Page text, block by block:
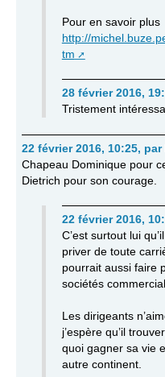
Pour en savoir plus
http://
tm
28 février 2016,
Tristement
22 février 2016, 10:25, par
Chapeau Dominique pour
Dietrich pour son courage.
22 février 2016,
C’est surtout lui
priver de toute
pourrait aussi faire
sociétés
Les dirigeants
j’espère qu’il
quoi gagner sa vie
autre continent.